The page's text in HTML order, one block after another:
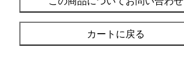
カートに戻る